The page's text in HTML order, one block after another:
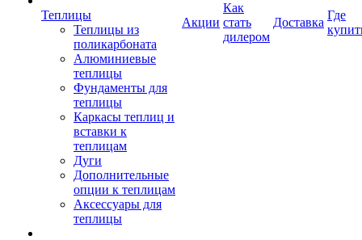
Теплицы
Теплицы из
поликарбоната
Алюминиевые
теплицы
Фундаменты для
теплицы
Каркасы теплиц и
вставки к
теплицам
Дуги
Дополнительные
опции к теплицам
Аксессуары для
теплицы
Акции
Как
стать
дилером
Доставка
Где